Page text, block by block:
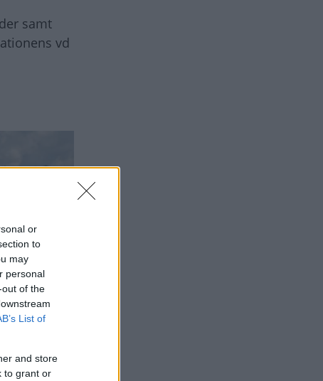
or
to
may
personal
of the
List of
and store
to grant or
samt
vd